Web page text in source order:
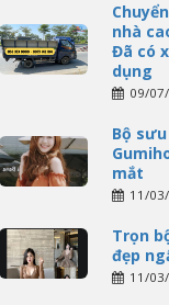
nhà
Đã có
dụng
09/
Bộ
mắt
11/
Trọn
đẹp
11/